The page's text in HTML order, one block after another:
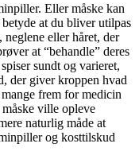
Eller måske kan
at du bliver utilpas
eller håret, der
at “behandle” deres
sundt og varieret,
der giver kroppen hvad
frem for medicin
ville opleve
naturlig måde at
og kosttilskud